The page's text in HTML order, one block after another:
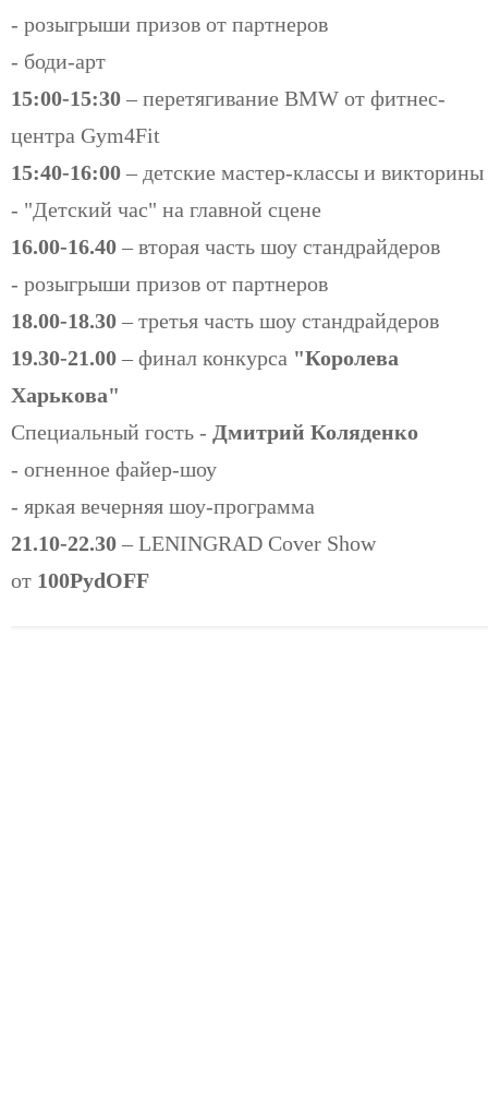
- розыгрыши призов от партнеров
- боди-арт
15:00-15:30 – перетягивание BMW от фитнес-
центра Gym4Fit
15:40-16:00 – детские мастер-классы и викторины
- "Детский час" на главной сцене
​16.00-16.40 – вторая часть шоу стандрайдеров
- розыгрыши призов от партнеров
18.00-18.30 – третья часть шоу стандрайдеров
19.30-21.00 – финал конкурса "Королева
Харькова"
Специальный гость - Дмитрий Коляденко
- огненное файер-шоу
- яркая вечерняя шоу-программа
21.10-22.30 – LENINGRAD Cover Show
от 100PydOFF